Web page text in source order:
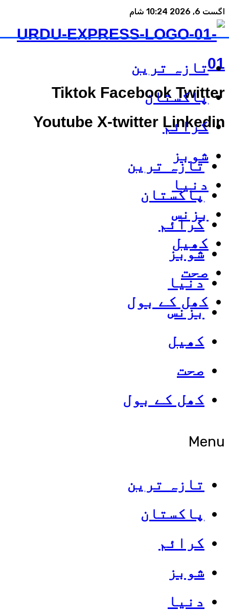
اگست 6, 2026 10:24 شام
Tiktok Facebook Twitter
Youtube X-twitter Linkedin
تازہ ترین
پاکستان
کرائم
شوبز
دنیا
بزنس
کھیل
صحت
کھل کے بول
Menu
تازہ ترین
پاکستان
کرائم
شوبز
دنیا
تازہ ترین
پاکستان
کرائم
شوبز
دنیا
بزنس
کھیل
صحت
کھل کے بول